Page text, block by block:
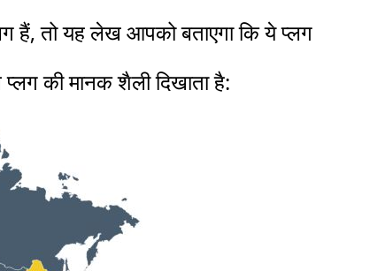
हैं, तो यह लेख आपको बताएगा कि ये प्लग
प्लग की मानक शैली दिखाता है: